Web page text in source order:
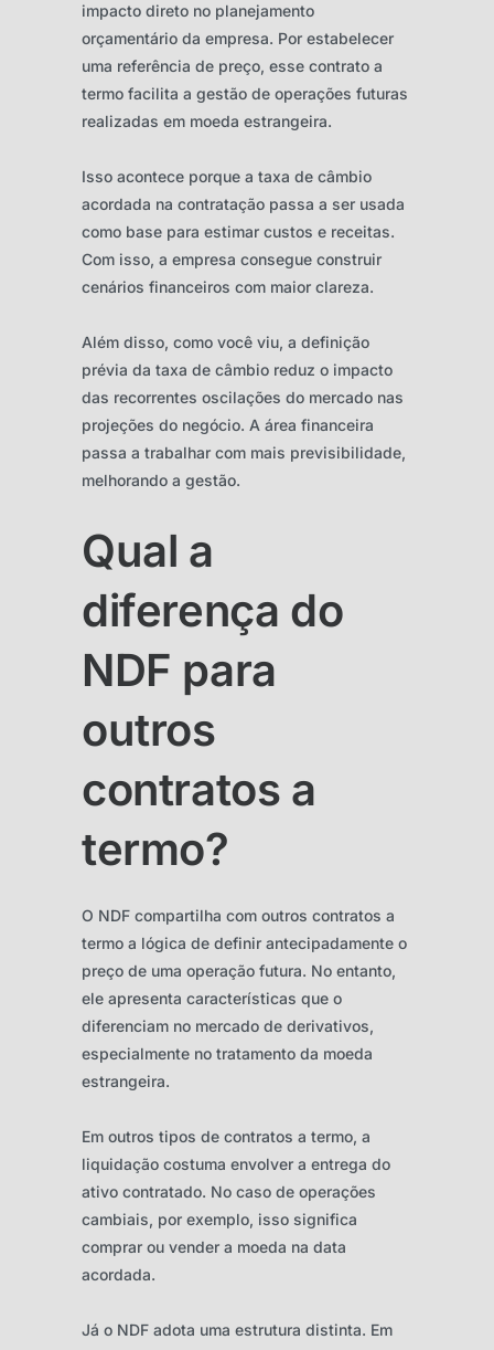
impacto direto no planejamento
orçamentário da empresa. Por estabelecer
uma referência de preço, esse contrato a
termo facilita a gestão de operações futuras
realizadas em moeda estrangeira.
Isso acontece porque a taxa de câmbio
acordada na contratação passa a ser usada
como base para estimar custos e receitas.
Com isso, a empresa consegue construir
cenários financeiros com maior clareza.
Além disso, como você viu, a definição
prévia da taxa de câmbio reduz o impacto
das recorrentes oscilações do mercado nas
projeções do negócio. A área financeira
passa a trabalhar com mais previsibilidade,
melhorando a gestão.
Qual a
diferença do
NDF para
outros
contratos a
termo?
O NDF compartilha com outros contratos a
termo a lógica de definir antecipadamente o
preço de uma operação futura. No entanto,
ele apresenta características que o
diferenciam no mercado de derivativos,
especialmente no tratamento da moeda
estrangeira.
Em outros tipos de contratos a termo, a
liquidação costuma envolver a entrega do
ativo contratado. No caso de operações
cambiais, por exemplo, isso significa
comprar ou vender a moeda na data
acordada.
Já o NDF adota uma estrutura distinta. Em